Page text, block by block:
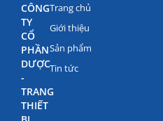
CÔNG
TY
CỔ
PHẦN
DƯỢC
-
TRANG
THIẾT
Trang chủ
Giới thiệu
Sản phẩm
Tin tức